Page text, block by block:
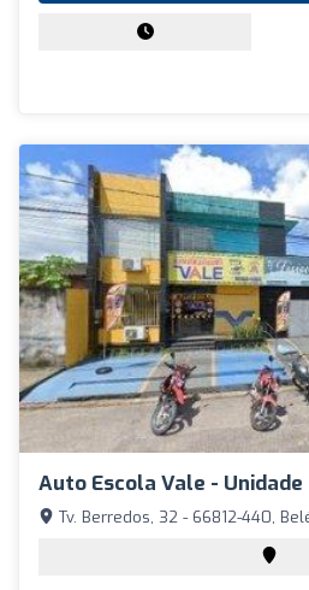
Auto Escola Vale -
Tv. Berredos, 32 - 66812-440,